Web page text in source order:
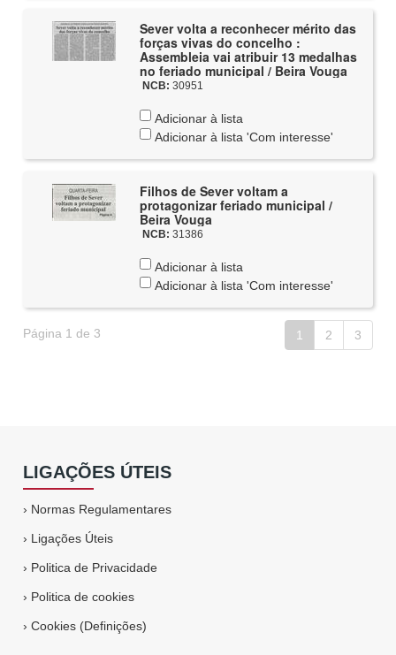
Sever volta a reconhecer mérito das
forças vivas do concelho :
Assembleia vai atribuir 13 medalhas
no feriado municipal / Beira Vouga
NCB: 30951
Adicionar à lista
Adicionar à lista 'Com interesse'
Filhos de Sever voltam a
protagonizar feriado municipal /
Beira Vouga
NCB: 31386
Adicionar à lista
Adicionar à lista 'Com interesse'
Página 1 de 3 1 2 3
LIGAÇÕES ÚTEIS
› Normas Regulamentares
› Ligações Úteis
› Politica de Privacidade
› Politica de cookies
›Cookies (Definições)